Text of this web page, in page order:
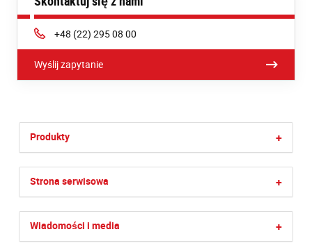
Phone:
+48 (22) 295 08 00
Wyślij zapytanie
Produkty +
Strona serwisowa +
Wiadomości i media +